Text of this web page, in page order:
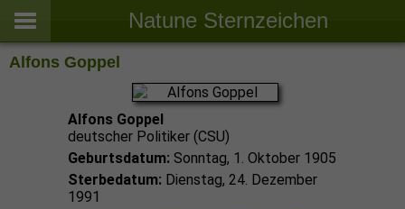
Natune Sternzeichen
Alfons Goppel
Alfons Goppel
deutscher Politiker (CSU)
Geburtsdatum: Sonntag, 1. Oktober 1905
Sterbedatum: Dienstag, 24. Dezember
1991